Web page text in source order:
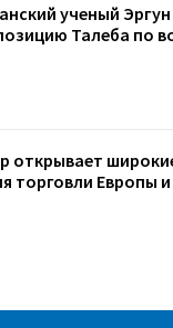
ученый
Талеба по
открывает
торговли Европы
ускоряет